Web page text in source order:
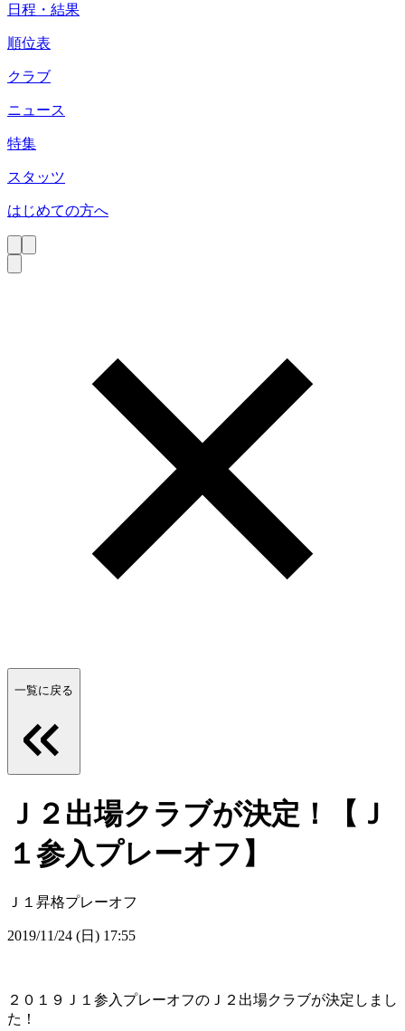
日程・結果
順位表
クラブ
ニュース
特集
スタッツ
はじめての方へ
一覧に戻る
Ｊ２出場クラブが決定！【Ｊ
１参入プレーオフ】
Ｊ１昇格プレーオフ
2019/11/24 (日) 17:55
２０１９Ｊ１参入プレーオフのＪ２出場クラブが決定しまし
た！